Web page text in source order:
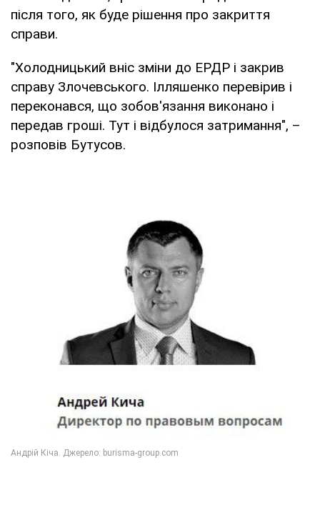
після того, як буде рішення про закриття
справи.
"Холодницький вніс зміни до ЕРДР і закрив
справу Злочевського. Ілляшенко перевірив і
переконався, що зобов'язання виконано і
передав гроші. Тут і відбулося затримання", –
розповів Бутусов.